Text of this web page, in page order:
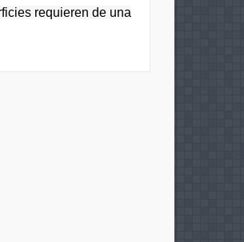
requieren de una